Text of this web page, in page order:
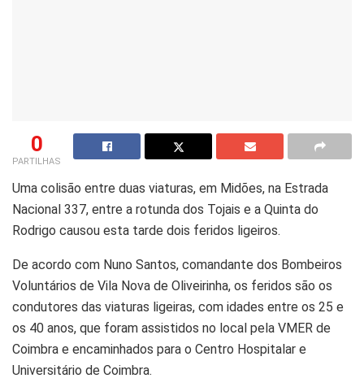
0
PARTILHAS
Uma colisão entre duas viaturas, em Midões, na Estrada
Nacional 337, entre a rotunda dos Tojais e a Quinta do
Rodrigo causou esta tarde dois feridos ligeiros.
De acordo com Nuno Santos, comandante dos Bombeiros
Voluntários de Vila Nova de Oliveirinha, os feridos são os
condutores das viaturas ligeiras, com idades entre os 25 e
os 40 anos, que foram assistidos no local pela VMER de
Coimbra e encaminhados para o Centro Hospitalar e
Universitário de Coimbra.